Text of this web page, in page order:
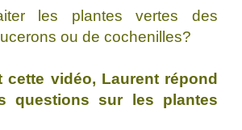
les plantes vertes des
ou de cochenilles?
cette vidéo, Laurent répond
questions sur les plantes